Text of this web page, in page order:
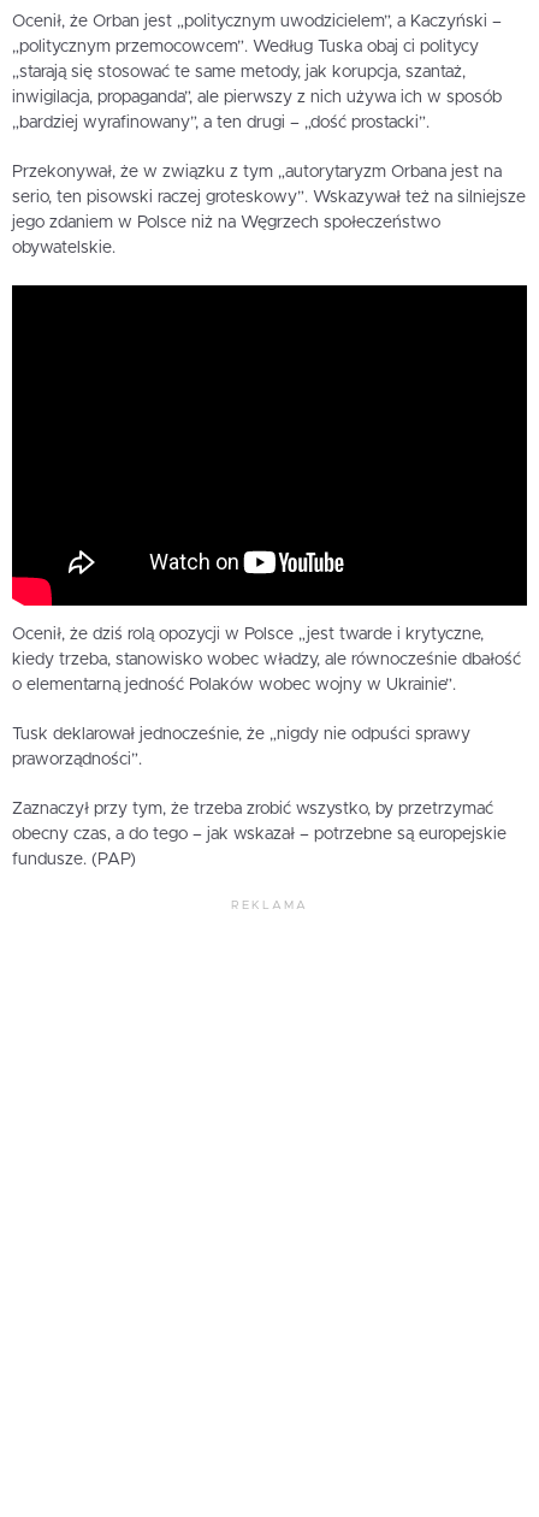
Ocenił, że Orban jest „politycznym uwodzicielem”, a Kaczyński –
„politycznym przemocowcem”. Według Tuska obaj ci politycy
„starają się stosować te same metody, jak korupcja, szantaż,
inwigilacja, propaganda”, ale pierwszy z nich używa ich w sposób
„bardziej wyrafinowany”, a ten drugi – „dość prostacki”.
Przekonywał, że w związku z tym „autorytaryzm Orbana jest na
serio, ten pisowski raczej groteskowy”. Wskazywał też na silniejsze
jego zdaniem w Polsce niż na Węgrzech społeczeństwo
obywatelskie.
Ocenił, że dziś rolą opozycji w Polsce „jest twarde i krytyczne,
kiedy trzeba, stanowisko wobec władzy, ale równocześnie dbałość
o elementarną jedność Polaków wobec wojny w Ukrainie”.
Tusk deklarował jednocześnie, że „nigdy nie odpuści sprawy
praworządności”.
Zaznaczył przy tym, że trzeba zrobić wszystko, by przetrzymać
obecny czas, a do tego – jak wskazał – potrzebne są europejskie
fundusze. (PAP)
REKLAMA